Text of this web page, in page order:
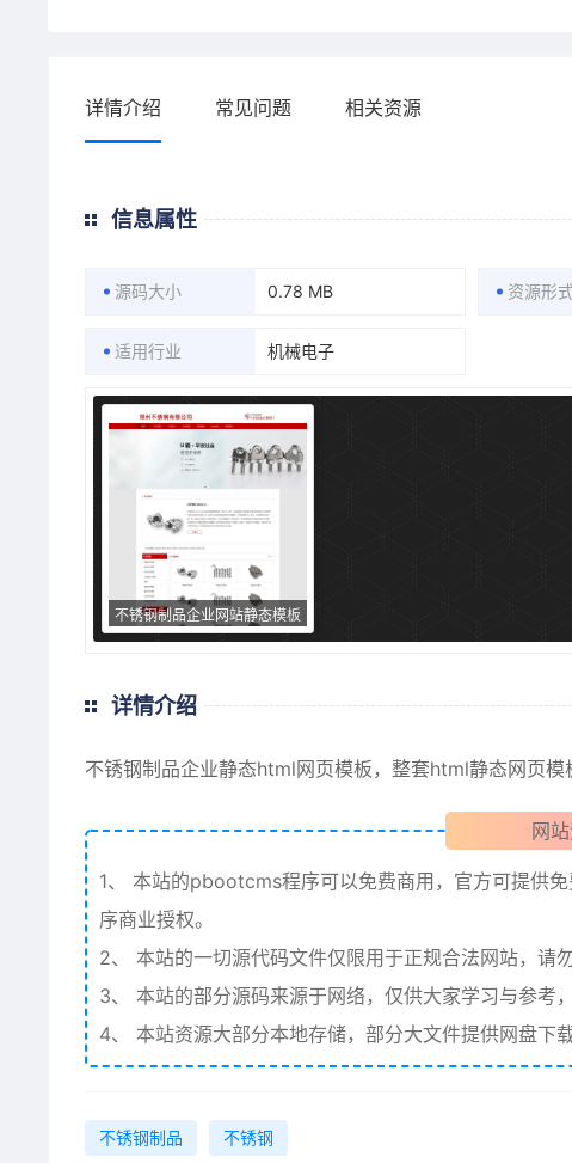
详情介绍 常见问题 相关资源
信息属性
源码大小 0.78 MB 资源形
适用行业 机械电子
不锈钢制品企业网站静态模板
详情介绍
不锈钢制品企业静态html网页模板，整套html静态网页模
网
1、
本站的pbootcms程序可以免费商用，官方可提供
序商业授权。
2、
本站的一切源代码文件仅限用于正规合法网站，请
3、
本站的部分源码来源于网络，仅供大家学习与参考
4、
本站资源大部分本地存储，部分大文件提供网盘下
不锈钢制品 不锈钢